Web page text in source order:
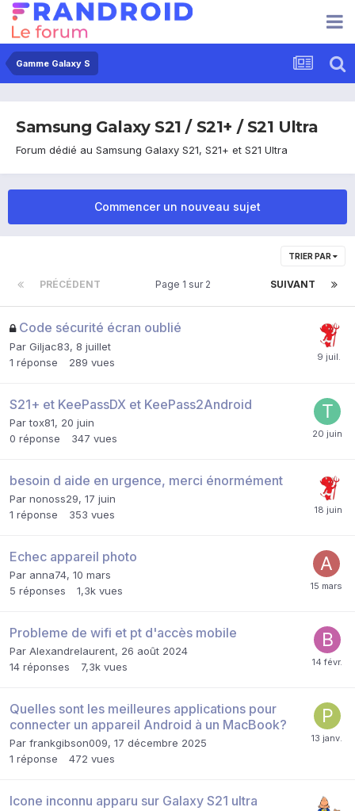
Gamme Galaxy S
Samsung Galaxy S21 / S21+ / S21 Ultra
Forum dédié au Samsung Galaxy S21, S21+ et S21 Ultra
Commencer un nouveau sujet
TRIER PAR
PRÉCÉDENT SUIVANT
Page 1 sur 2
Code sécurité écran oublié
Par Giljac83, 8 juillet
1 réponse 289 vues
S21+ et KeePassDX et KeePass2Android
Partox81, 20 juin
0 réponse 347 vues
besoin d aide en urgence, merci énormément
Par nonoss29, 17 juin
1 réponse 353 vues
Echec appareil photo
Par anna74, 10 mars
5 réponses 1,3k vues
Probleme de wifi et pt d'accès mobile
Par Alexandrelaurent, 26 août 2024
14 réponses 7,3k vues
Quelles sont les meilleures applications pour
connecter un appareil Android à un MacBook?
Par frankgibson009, 17 décembre 2025
1 réponse 472 vues
Icone inconnu apparu sur Galaxy S21 ultra